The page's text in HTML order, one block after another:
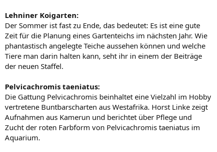
Lehniner Koigarten:
Der Sommer ist fast zu Ende, das bedeutet: Es ist eine gute
Zeit für die Planung eines Gartenteichs im nächsten Jahr. Wie
phantastisch angelegte Teiche aussehen können und welche
Tiere man darin halten kann, seht ihr in einem der Beiträge
der neuen Staffel.
Pelvicachromis taeniatus:
Die Gattung Pelvicachromis beinhaltet eine Vielzahl im Hobby
vertretene Buntbarscharten aus Westafrika. Horst Linke zeigt
Aufnahmen aus Kamerun und berichtet über Pflege und
Zucht der roten Farbform von Pelvicachromis taeniatus im
Aquarium.